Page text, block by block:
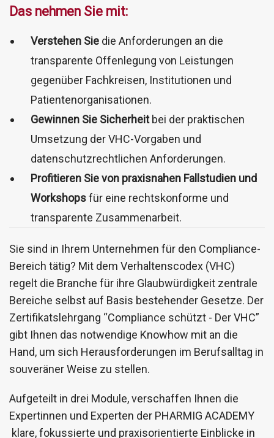
Das nehmen Sie mit:
Verstehen Sie die Anforderungen an die
transparente Offenlegung von Leistungen
gegenüber Fachkreisen, Institutionen und
Patientenorganisationen.
Gewinnen Sie Sicherheitbei der praktischen
Umsetzung der VHC-Vorgaben und
datenschutzrechtlichen Anforderungen.
Profitieren Sie von praxisnahen Fallstudien und
Workshopsfür eine rechtskonforme und
transparente Zusammenarbeit.
Sie sind in Ihrem Unternehmen für den Compliance-
Bereich tätig? Mit dem Verhaltenscodex (VHC)
regelt die Branche für ihre Glaubwürdigkeit zentrale
Bereiche selbst auf Basis bestehender Gesetze. Der
Zertifikatslehrgang “Compliance schützt - Der VHC”
gibt Ihnen das notwendige Knowhow mit an die
Hand, um sich Herausforderungen im Berufsalltag in
souveräner Weise zu stellen.
Aufgeteilt in drei Module, verschaffen Ihnen die
Expertinnen und Experten der PHARMIG ACADEMY
klare, fokussierte und praxisorientierte Einblicke in